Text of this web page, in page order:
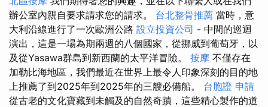
辦公室內親自要求請求您的請求。 台北整骨推薦 當時，意
大利沿線進行了一次歐洲公路 設立投資公司 - 中間的巡迴
演出，這是一場為期兩週的八個國家，從挪威到葡萄牙，以
及從Yasawa群島到新西蘭的太平洋冒險。 按摩 不僅存在
加勒比海地區，我們最近在世界上最令人印象深刻的目的地
上推薦了到2025年到2025年的三艘必備船。 台胞證 申請
從古老的文化寶藏到未觸及的自然奇蹟，這些精心製作的道